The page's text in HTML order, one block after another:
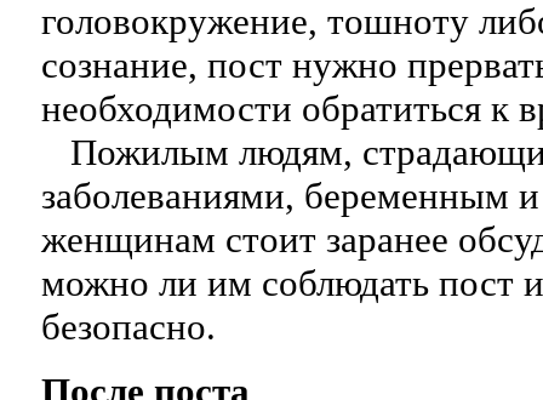
головокружение, тошноту
сознание, пост нужно
необходимости обратиться к
Пожилым людям,
заболеваниями, беременным
женщинам стоит заранее
можно ли им соблюдать пост и
безопасно.
После поста